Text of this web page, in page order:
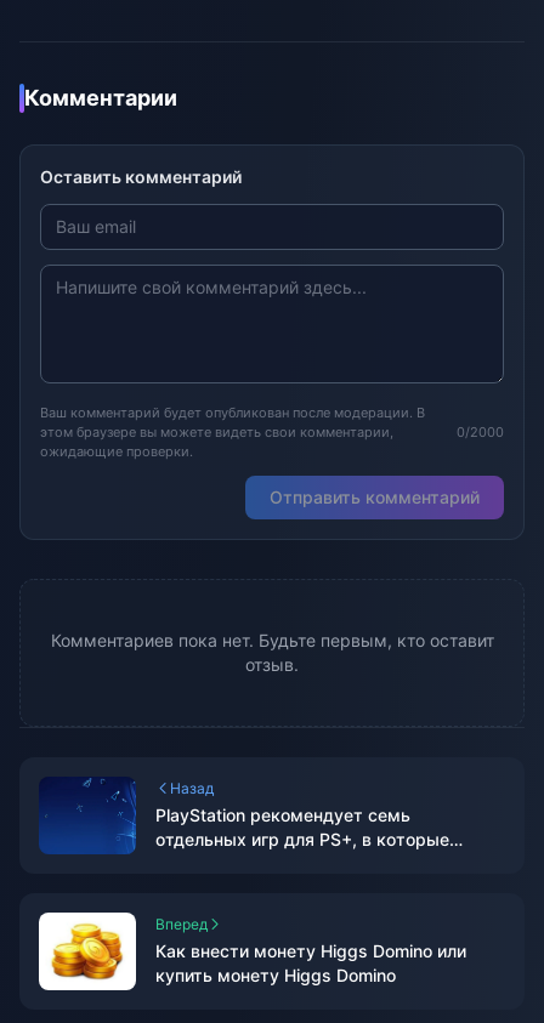
Комментарии
Оставить комментарий
Ваш комментарий будет опубликован после модерации. В
этом браузере вы можете видеть свои комментарии,
ожидающие проверки.
0/2000
Отправить комментарий
Комментариев пока нет. Будьте первым, кто оставит
отзыв.
Назад
PlayStation рекомендует семь
отдельных игр для PS+, в которые
Вперед
Как внести монету Higgs Domino или
купить монету Higgs Domino